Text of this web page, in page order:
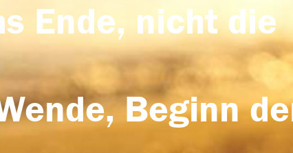
Ende, nicht die
Beginn